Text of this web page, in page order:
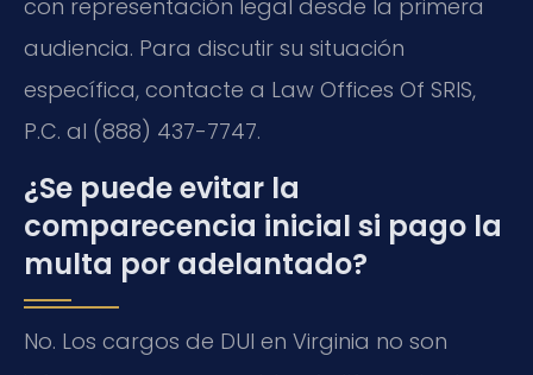
con representación legal desde la primera
audiencia. Para discutir su situación
específica, contacte a Law Offices Of SRIS,
P.C. al (888) 437-7747.
¿Se puede evitar la
comparecencia inicial si pago la
multa por adelantado?
No. Los cargos de DUI en Virginia no son